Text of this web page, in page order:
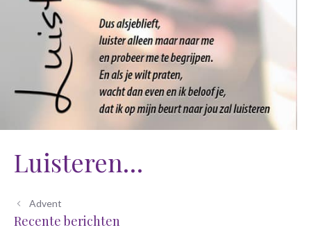
Luisteren…
Advent
Recente berichten